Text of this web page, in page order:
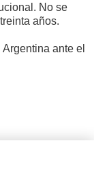
No se
años.
ante el